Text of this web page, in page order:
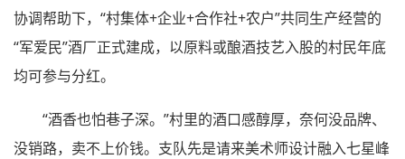
协调帮助下，“村集体+企业+合作社+农户”共同生产经营的
“军爱民”酒厂正式建成，以原料或酿酒技艺入股的村民年底
均可参与分红。
“酒香也怕巷子深。”村里的酒口感醇厚，奈何没品牌、
没销路，卖不上价钱。支队先是请来美术师设计融入七星峰